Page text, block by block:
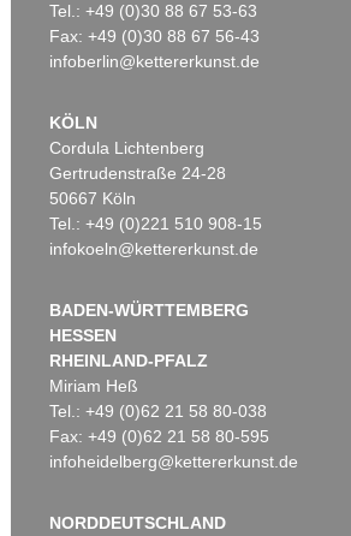
Tel.: +49 (0)30 88 67 53-63
Fax: +49 (0)30 88 67 56-43
infoberlin@kettererkunst.de
KÖLN
Cordula Lichtenberg
Gertrudenstraße 24-28
50667 Köln
Tel.: +49 (0)221 510 908-15
infokoeln@kettererkunst.de
BADEN-WÜRTTEMBERG
HESSEN
RHEINLAND-PFALZ
Miriam Heß
Tel.: +49 (0)62 21 58 80-038
Fax: +49 (0)62 21 58 80-595
infoheidelberg@kettererkunst.de
NORDDEUTSCHLAND